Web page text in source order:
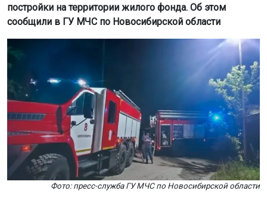
постройки на территории жилого фонда. Об этом
сообщили в ГУ МЧС по Новосибирской области
Фото: пресс-служба ГУ МЧС по Новосибирской области